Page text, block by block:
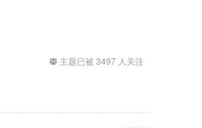
主题已被 3497 人关注